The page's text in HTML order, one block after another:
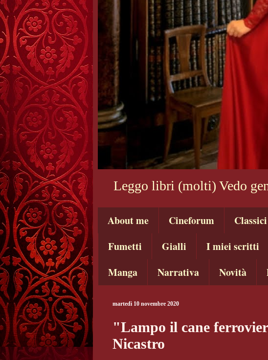
Leggo libri (molti) Vedo
About me Cineforum Classici
Fumetti
Gialli I miei scritti
Manga
Narrativa Novità
martedì 10 novembre 2020
"Lampo il cane
Nicastro